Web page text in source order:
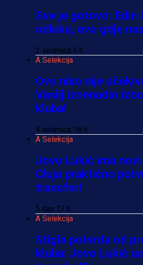
Sve je gotovo: Edin
odluku, evo gdje
2 sedmica 6 h
A Selekcija
Ovo niko nije
Vasilj iznenadio
kluba!
4 sedmica 18 h
A Selekcija
Jovo Lukić ima
Cluja praktično
transfer!
5 dan 17 h
A Selekcija
Stigla potvrda od
kluba: Jovo Lukić